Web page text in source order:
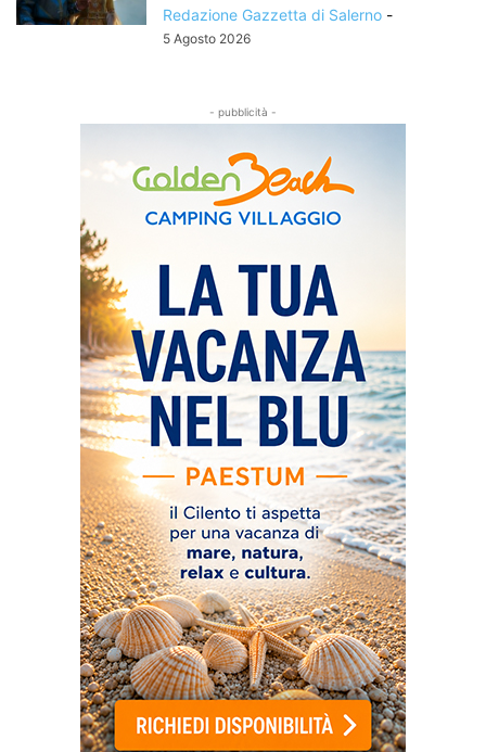
Redazione Gazzetta di Salerno -
5 Agosto 2026
- pubblicità -